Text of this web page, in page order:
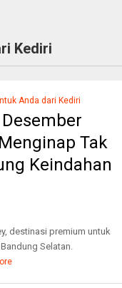
Kediri
Anda dari Kediri
Tak
Keindahan
destinasi premium untuk
Selatan.